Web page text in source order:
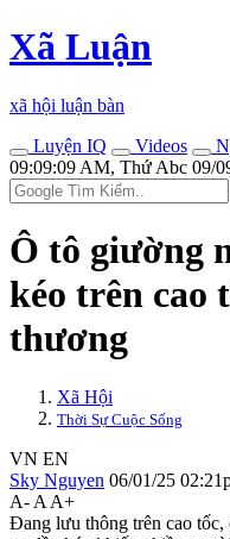
Xã Luận
xã hội luận bàn
Luyện IQ
Videos
09:09:09 AM, Thứ Abc 09/
Ô tô giường
kéo trên cao
thương
Xã Hội
Thời Sự Cuộc Sống
VN EN
Sky Nguyen 06/01/25
A- A A+
Đang lưu thông trên cao tốc,